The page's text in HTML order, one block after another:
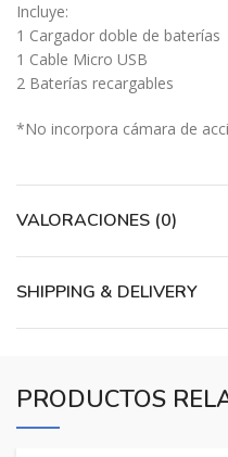
Incluye:
1 Cargador doble de baterías
1 Cable Micro USB
2 Baterías recargables
*No incorpora cámara de
VALORACIONES (0)
SHIPPING & DELIVERY
PRODUCTOS